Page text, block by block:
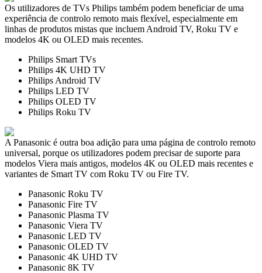
Os utilizadores de TVs Philips também podem beneficiar de uma
experiência de controlo remoto mais flexível, especialmente em
linhas de produtos mistas que incluem Android TV, Roku TV e
modelos 4K ou OLED mais recentes.
Philips Smart TVs
Philips 4K UHD TV
Philips Android TV
Philips LED TV
Philips OLED TV
Philips Roku TV
A Panasonic é outra boa adição para uma página de controlo remoto
universal, porque os utilizadores podem precisar de suporte para
modelos Viera mais antigos, modelos 4K ou OLED mais recentes e
variantes de Smart TV com Roku TV ou Fire TV.
Panasonic Roku TV
Panasonic Fire TV
Panasonic Plasma TV
Panasonic Viera TV
Panasonic LED TV
Panasonic OLED TV
Panasonic 4K UHD TV
Panasonic 8K TV